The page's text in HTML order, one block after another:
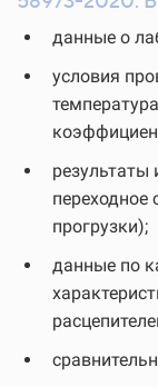
данные о
условия
результаты
переходное
прогрузки);
данные по